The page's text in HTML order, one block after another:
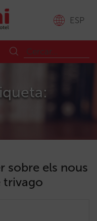
ESP
sobre els nous
trivago